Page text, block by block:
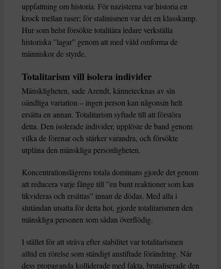
uppfattning om historia. För nazisterna var historia en
krock mellan raser; för stalinismen var det en klasskamp.
Hur som helst försökte totalitära ledare verkställa
historiska ”lagar” genom att med våld omforma de
människor de styrde.
Totalitarism vill isolera individer
Mänskligheten, sade Arendt, kännetecknas av sin
oändliga variation – ingen person kan någonsin helt
ersätta en annan. Totalitarism syftade till att förstöra
detta. Den isolerade individer, upplöste de band genom
vilka de förenar och stärker varandra, och försökte
utplåna den mänskliga personligheten.
Koncentrationslägrens totala dominans gjorde det genom
att reducera varje fånge till ”en bunt reaktioner som kan
likvideras och ersättas” innan de dödas. Med alla i
slutändan utsatta för detta hot, gjorde totalitarismen den
mänskliga personen som sådan överflödig.
I stället för att sträva efter stabilitet var totalitarismen
alltid en rörelse som ständigt anstiftade förändring. När
dess propaganda kolliderade med fakta, brutaliserade den